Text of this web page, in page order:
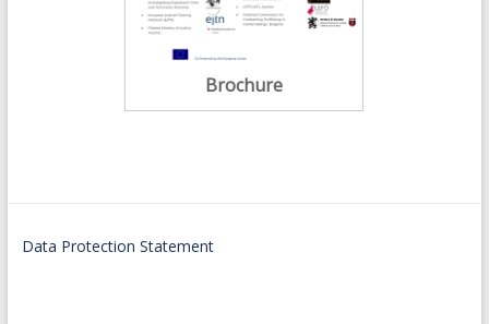
Brochure
Data Protection Statement